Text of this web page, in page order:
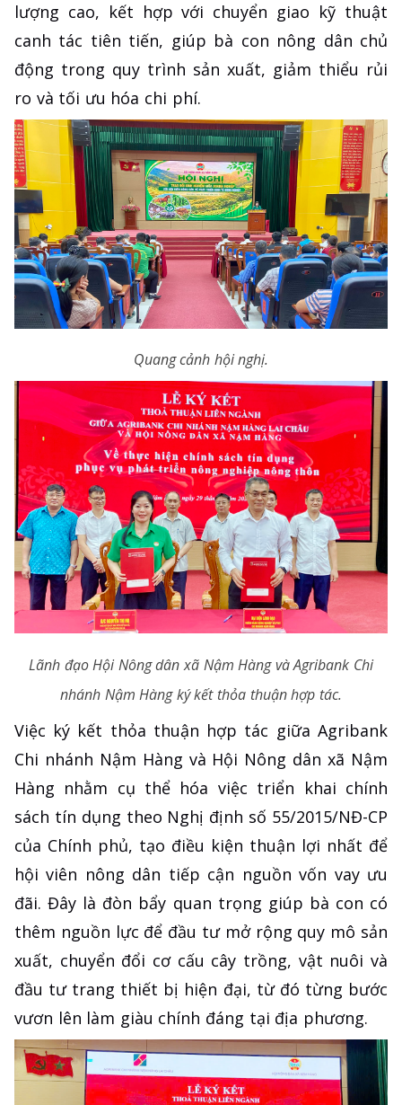
lượng cao, kết hợp với chuyển giao kỹ thuật
canh tác tiên tiến, giúp bà con nông dân chủ
động trong quy trình sản xuất, giảm thiểu rủi
ro và tối ưu hóa chi phí.
Quang cảnh hội nghị.
Lãnh đạo Hội Nông dân xã Nậm Hàng và Agribank Chi
nhánh Nậm Hàng ký kết thỏa thuận hợp tác.
Việc ký kết thỏa thuận hợp tác giữa Agribank
Chi nhánh Nậm Hàng và Hội Nông dân xã Nậm
Hàng nhằm cụ thể hóa việc triển khai chính
sách tín dụng theo Nghị định số 55/2015/NĐ-CP
của Chính phủ, tạo điều kiện thuận lợi nhất để
hội viên nông dân tiếp cận nguồn vốn vay ưu
đãi. Đây là đòn bẩy quan trọng giúp bà con có
thêm nguồn lực để đầu tư mở rộng quy mô sản
xuất, chuyển đổi cơ cấu cây trồng, vật nuôi và
đầu tư trang thiết bị hiện đại, từ đó từng bước
vươn lên làm giàu chính đáng tại địa phương.